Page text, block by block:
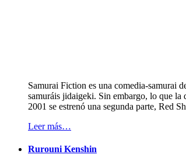
Samurai Fiction es una comedia-samurai
samuráis jidaigeki. Sin embargo, lo que
2001 se estrenó una segunda parte, Red
Leer más…
Rurouni Kenshin